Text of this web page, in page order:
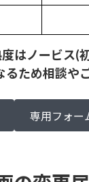
はノービス(
ため相談や
専用フォー